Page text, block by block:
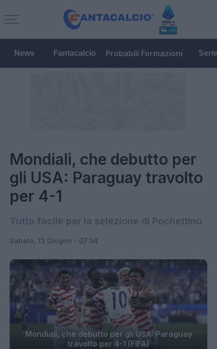
News Fantacalcio Probabili Formazioni
Mondiali, che debutto per
gli USA: Paraguay travolto
per 4-1
Tutto facile per la selezione di Pochettino
Sabato, 13 Giugno - 07:54
Mondiali, che debutto per gli USA: Paraguay
travolto per 4-1 (FIFA)